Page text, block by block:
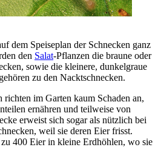
dem Speiseplan der Schnecken ganz
den Salat-Pflanzen die braune oder
sowie die kleinere, dunkelgraue
zu den Nacktschnecken.
richten im Garten kaum Schaden an,
ernähren und teilweise von
erweist sich sogar als nützlich bei
weil sie deren Eier frisst.
400 Eier in kleine Erdhöhlen, wo sie